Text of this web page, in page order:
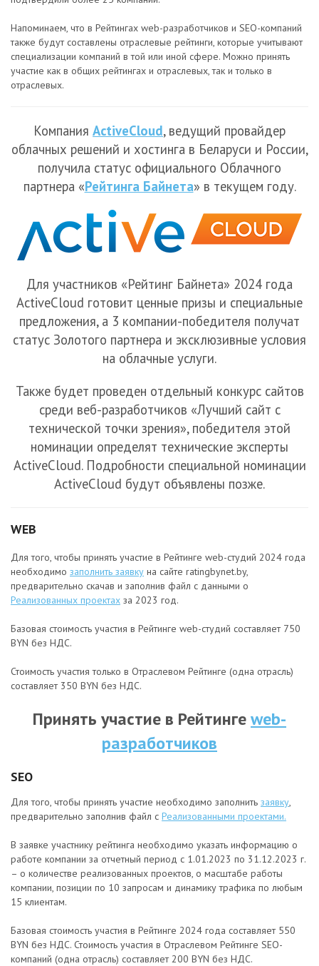
Напоминаем, что в Рейтингах web-разработчиков и SEO-компаний
также будут составлены отраслевые рейтинги, которые учитывают
специализации компаний в той или иной сфере. Можно принять
участие как в общих рейтингах и отраслевых, так и только в
отраслевых.
Компания ActiveCloud, ведущий провайдер
облачных решений и хостинга в Беларуси и России,
получила статус официального Облачного
партнера «Рейтинга Байнета» в текущем году.
Для участников «Рейтинг Байнета» 2024 года
ActiveCloud готовит ценные призы и специальные
предложения, а 3 компании-победителя получат
статус Золотого партнера и эксклюзивные условия
на облачные услуги.
Также будет проведен отдельный конкурс сайтов
среди веб-разработчиков «Лучший сайт с
технической точки зрения», победителя этой
номинации определят технические эксперты
ActiveCloud. Подробности специальной номинации
ActiveCloud будут объявлены позже.
WEB
Для того, чтобы принять участие в Рейтинге web-студий 2024 года
необходимо заполнить заявку на сайте ratingbynet.by,
предварительно скачав и заполнив файл с данными о
Реализованных проектах за 2023 год.
Базовая стоимость участия в Рейтинге web-студий составляет 750
BYN без НДС.
Стоимость участия только в Отраслевом Рейтинге (одна отрасль)
составляет 350 BYN без НДС.
Принять участие в Рейтингеweb-
разработчиков
SEO
Для того, чтобы принять участие необходимо заполнить заявку,
предварительно заполнив файл с Реализованными проектами.
В заявке участнику рейтинга необходимо указать информацию о
работе компании за отчетный период с 1.01.2023 по 31.12.2023 г.
– о количестве реализованных проектов, о масштабе работы
компании, позиции по 10 запросам и динамику трафика по любым
15 клиентам.
Базовая стоимость участия в Рейтинге 2024 года составляет 550
BYN без НДС. Стоимость участия в Отраслевом Рейтинге SEO-
компаний (одна отрасль) составляет 200 BYN без НДС.